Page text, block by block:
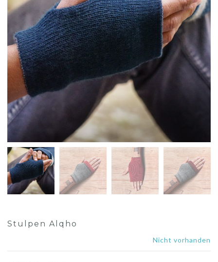
Stulpen Alqho
Nicht vorhanden